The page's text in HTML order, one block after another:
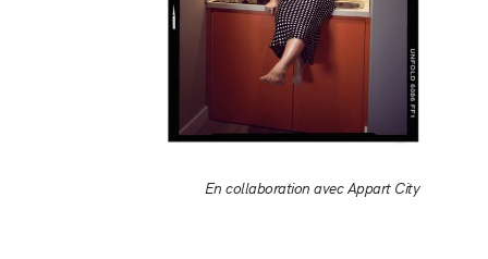
En collaboration avec Appart City